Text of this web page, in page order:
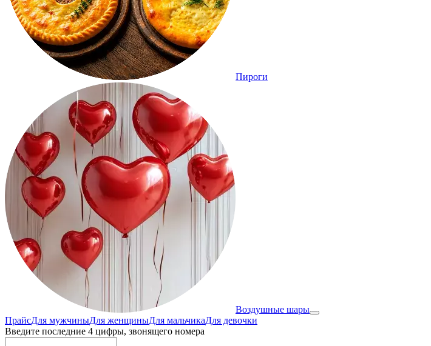
Пироги
Воздушные шары
ПрайсДля мужчиныДля женщиныДля мальчикаДля девочки
Введите последние 4 цифры, звонящего номера